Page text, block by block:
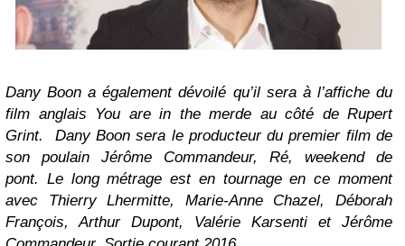
Dany Boon a également dévoilé qu’il sera à l’affiche du
film anglais You are in the merde au côté de Rupert
Grint. Dany Boon sera le producteur du premier film de
son poulain Jérôme Commandeur, Ré, weekend de
pont. Le long métrage est en tournage en ce moment
avec Thierry Lhermitte, Marie-Anne Chazel, Déborah
François, Arthur Dupont, Valérie Karsenti et Jérôme